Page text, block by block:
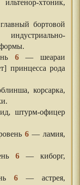
хтоник,
бортовой
6— шеараи
принцесса рода
корсарка,
штурм-офицер
6 — ламия,
6 — киборг,
6— астрея,